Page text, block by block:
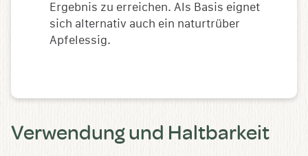
Ergebnis zu erreichen. Als Basis eignet
sich alternativ auch ein naturtrüber
Apfelessig.
Verwendung und Haltbarkeit